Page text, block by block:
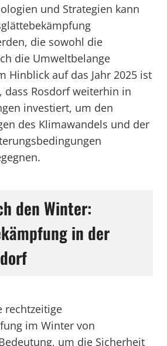
und Strategien kann
die sowohl die
die Umweltbelange
Hinblick auf das Jahr 2025 ist
dass Rosdorf weiterhin in
investiert, um den
des Klimawandels und der
den Winter:
in der
rechtzeitige
im Winter von
um die Sicherheit